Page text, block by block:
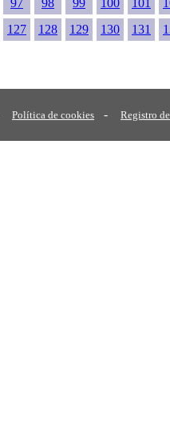
97 98 99 100 101
127 128 129 130 131
Política de cookies - Registro